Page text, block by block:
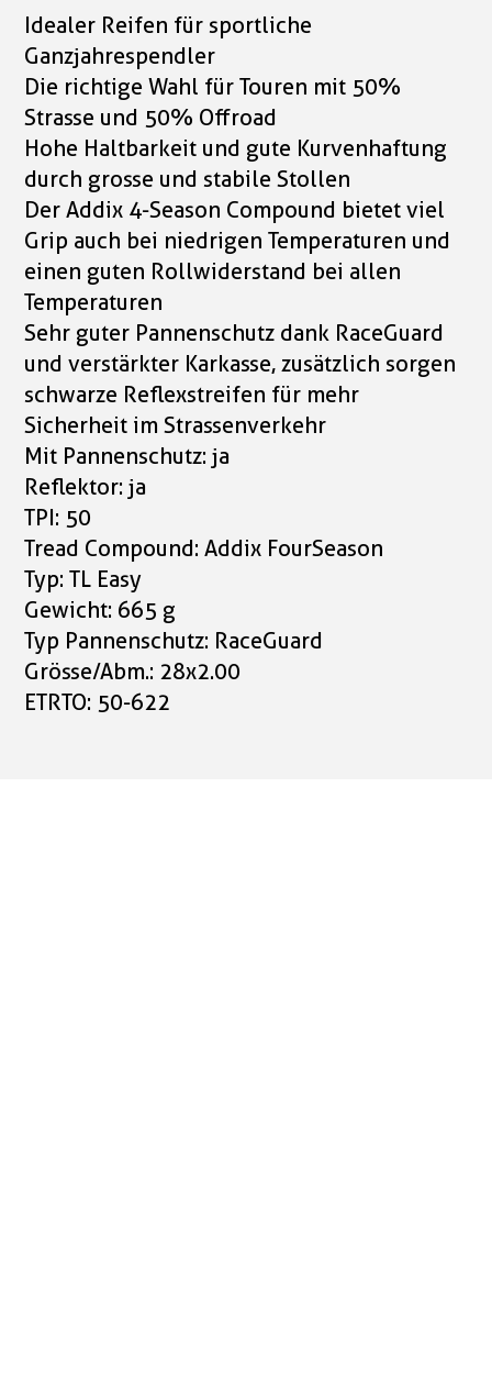
Idealer Reifen für sportliche
Ganzjahrespendler
Die richtige Wahl für Touren mit 50%
Strasse und 50% Offroad
Hohe Haltbarkeit und gute Kurvenhaftung
durch grosse und stabile Stollen
Der Addix 4-Season Compound bietet viel
Grip auch bei niedrigen Temperaturen und
einen guten Rollwiderstand bei allen
Temperaturen
Sehr guter Pannenschutz dank RaceGuard
und verstärkter Karkasse, zusätzlich sorgen
schwarze Reflexstreifen für mehr
Sicherheit im Strassenverkehr
Mit Pannenschutz: ja
Reflektor: ja
TPI: 50
Tread Compound: Addix FourSeason
Typ: TL Easy
Gewicht: 665 g
Typ Pannenschutz: RaceGuard
Grösse/Abm.: 28x2.00
ETRTO: 50-622